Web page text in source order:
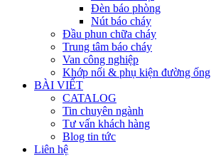
Đèn báo phòng
Nút báo cháy
Đầu phun chữa cháy
Trung tâm báo cháy
Van công nghiệp
Khớp nối & phụ kiện đường ống
BÀI VIẾT
CATALOG
Tin chuyên ngành
Tư vấn khách hàng
Blog tin tức
Liên hệ